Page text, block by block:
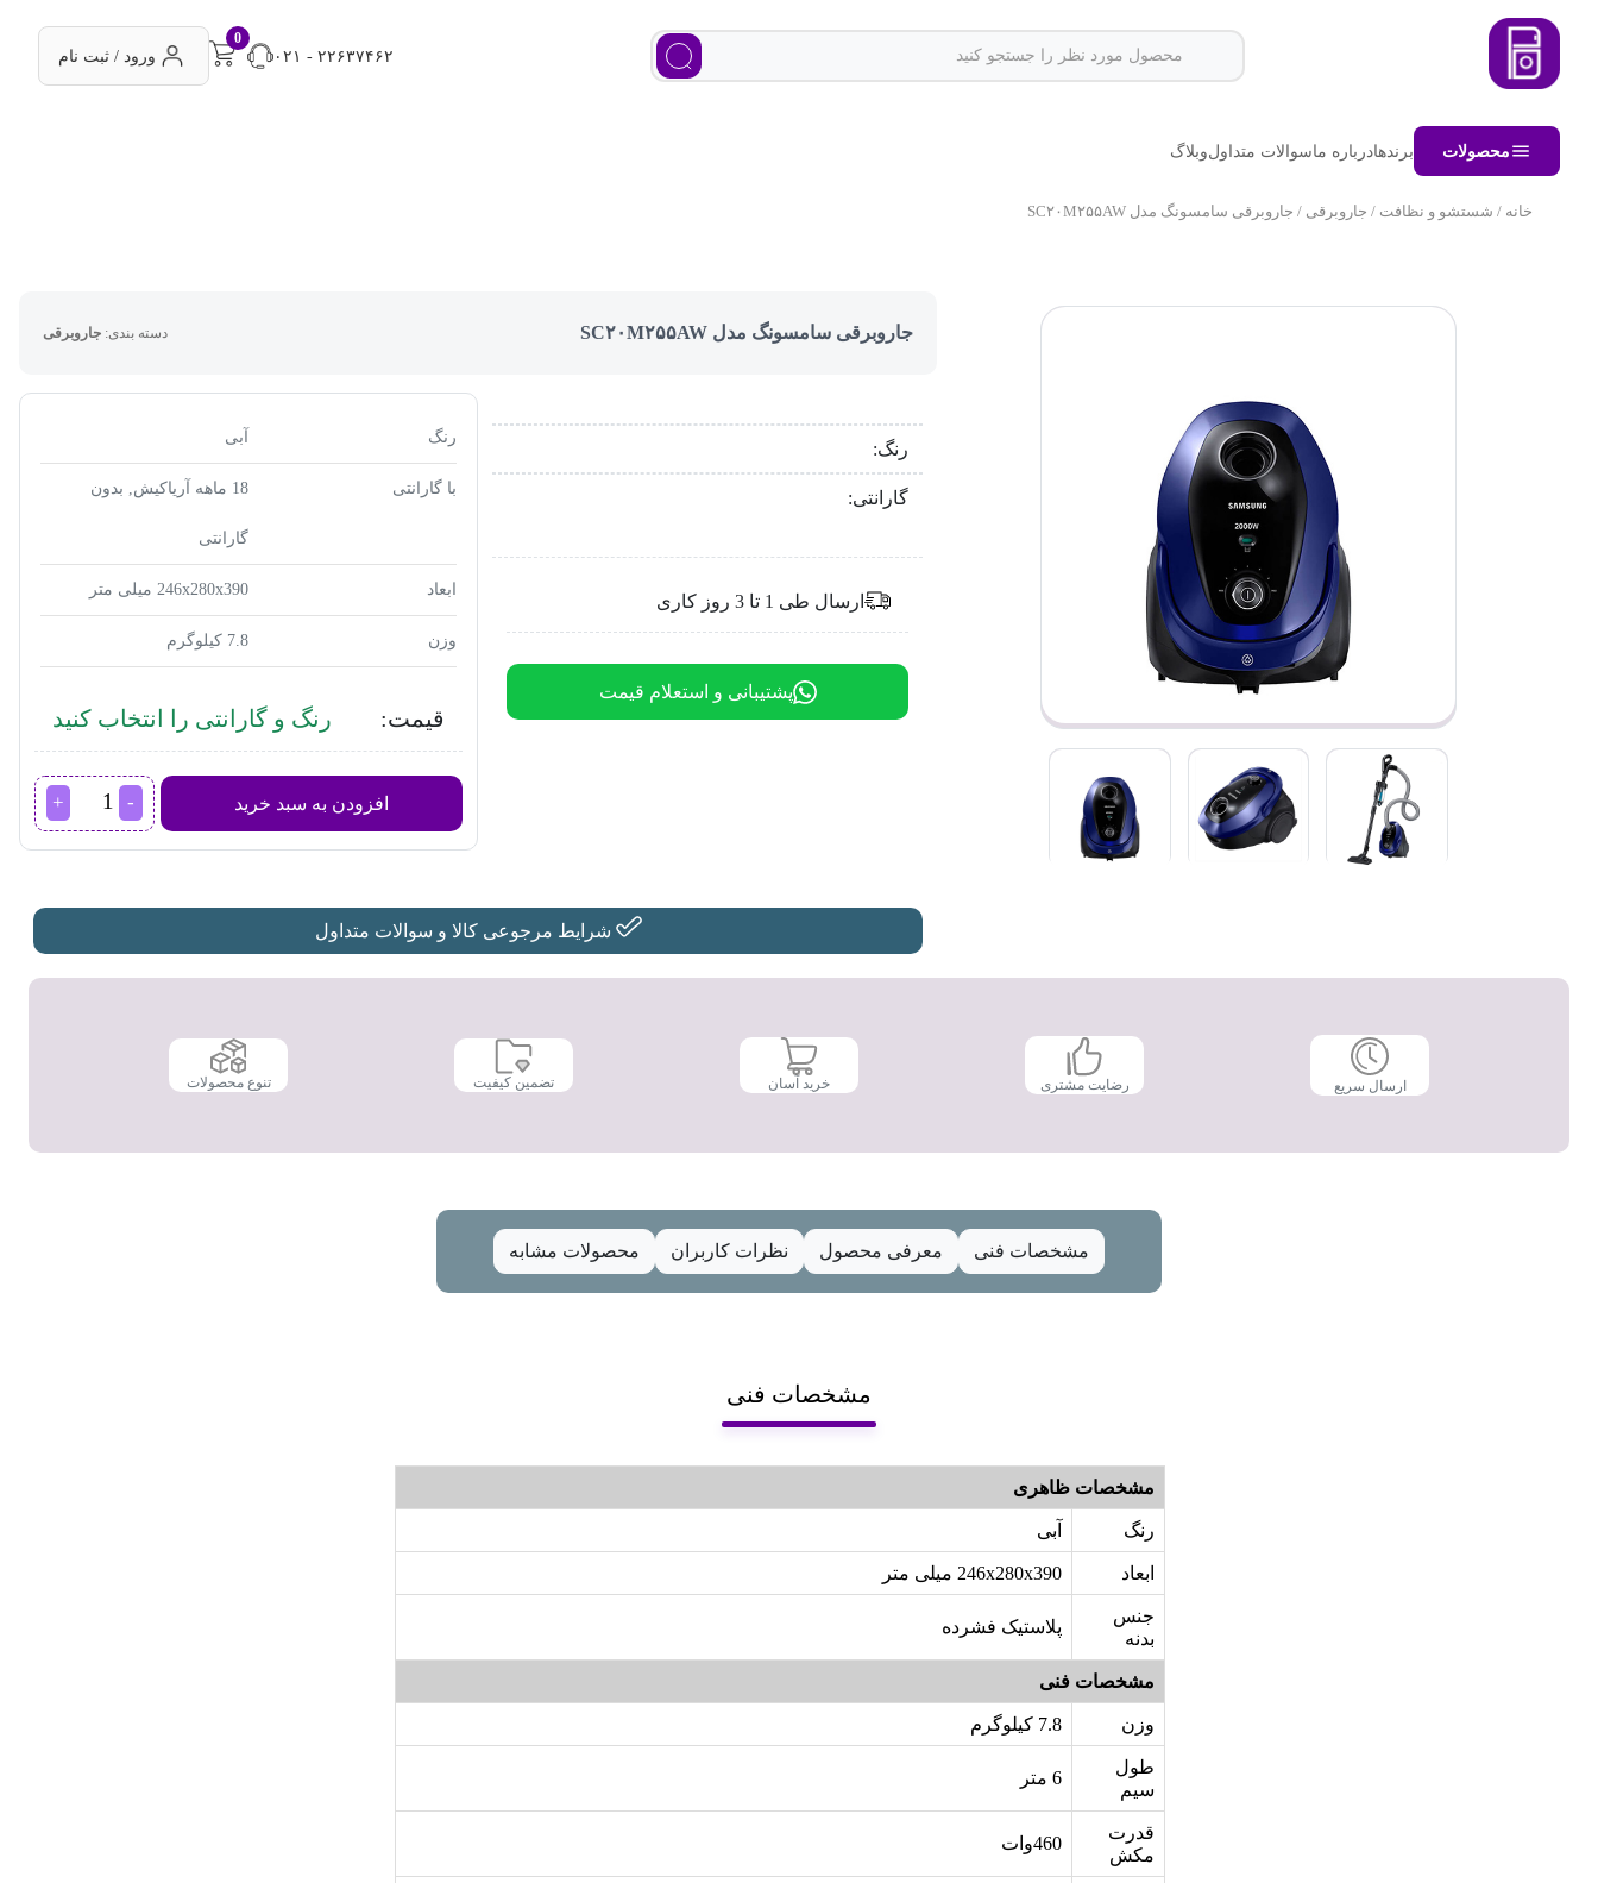
۰۲۱ - ۲۲۶۳۷۴۶۲
0
ورود / ثبت نام
محصولات برندهادرباره ماسوالات متداولوبلاگ
خانه / شستشو و نظافت / جاروبرقی / جاروبرقی سامسونگ مدل SC۲۰M۲۵۵AW
جاروبرقی سامسونگ مدل SC۲۰M۲۵۵AW دسته بندی: جاروبرقی
رنگ:
گارانتی:
ارسال طی 1 تا 3 روز کاری
پشتیبانی و استعلام قیمت
رنگ آبی
با گارانتی 18 ماهه آریاکیش, بدون
گارانتی
ابعاد 246x280x390 میلی متر
وزن 7.8 کیلوگرم
قیمت: رنگ و گارانتی را انتخاب کنید
افزودن به سبد خرید
جاروبرقی
سامسونگ
شرایط مرجوعی کالا و سوالات متداول
ارسال سریع رضایت مشتری خرید آسان تضمین کیفیت تنوع محصولات
مشخصات فنی معرفی محصول نظرات کاربران محصولات مشابه
مشخصات فنی
مشخصات ظاهری
رنگ آبی
ابعاد 246x280x390 میلی متر
جنس
بدنه
پلاستیک فشرده
مشخصات فنی
وزن 7.8 کیلوگرم
طول
سیم
6 متر
قدرت
مکش
460وات